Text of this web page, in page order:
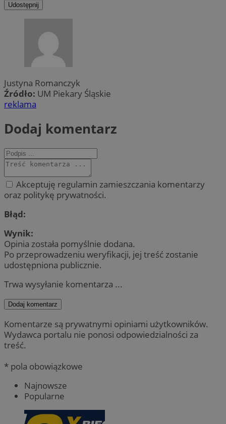
Udostępnij
Justyna Romanczyk
Źródło: UM Piekary Śląskie
reklama
Dodaj komentarz
Akceptuję regulamin zamieszczania komentarzy
oraz politykę prywatności.
Błąd:
Wynik:
Opinia została pomyślnie dodana.
Po przeprowadzeniu weryfikacji, jej treść zostanie
udostępniona publicznie.
Trwa wysyłanie komentarza ...
Dodaj komentarz
Komentarze są prywatnymi opiniami użytkowników.
Wydawca portalu nie ponosi odpowiedzialności za
treść.
* pola obowiązkowe
Najnowsze
Popularne